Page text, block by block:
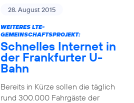
28. August 2015
WEITERES LTE-
GEMEINSCHAFTSPROJEKT:
Schnelles Internet in
der Frankfurter U-
Bahn
Bereits in Kürze sollen die täglich
rund 300.000 Fahrgäste der